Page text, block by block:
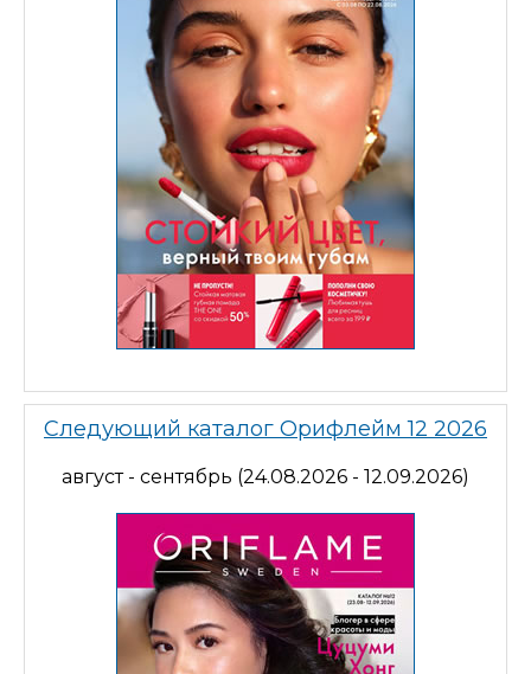
Следующий каталог Орифлейм 12 2026
август - сентябрь (24.08.2026 - 12.09.2026)